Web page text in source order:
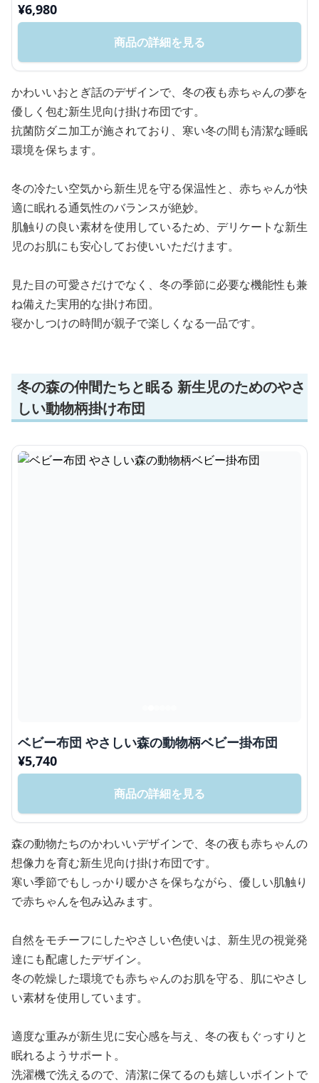
¥6,980
商品の詳細を見る
かわいいおとぎ話のデザインで、冬の夜も赤ちゃんの夢を
優しく包む新生児向け掛け布団です。
抗菌防ダニ加工が施されており、寒い冬の間も清潔な睡眠
環境を保ちます。
冬の冷たい空気から新生児を守る保温性と、赤ちゃんが快
適に眠れる通気性のバランスが絶妙。
肌触りの良い素材を使用しているため、デリケートな新生
児のお肌にも安心してお使いいただけます。
見た目の可愛さだけでなく、冬の季節に必要な機能性も兼
ね備えた実用的な掛け布団。
寝かしつけの時間が親子で楽しくなる一品です。
冬の森の仲間たちと眠る 新生児のためのやさ
しい動物柄掛け布団
ベビー布団 やさしい森の動物柄ベビー掛布団
¥5,740
商品の詳細を見る
森の動物たちのかわいいデザインで、冬の夜も赤ちゃんの
想像力を育む新生児向け掛け布団です。
寒い季節でもしっかり暖かさを保ちながら、優しい肌触り
で赤ちゃんを包み込みます。
自然をモチーフにしたやさしい色使いは、新生児の視覚発
達にも配慮したデザイン。
冬の乾燥した環境でも赤ちゃんのお肌を守る、肌にやさし
い素材を使用しています。
適度な重みが新生児に安心感を与え、冬の夜もぐっすりと
眠れるようサポート。
洗濯機で洗えるので、清潔に保てるのも嬉しいポイントで